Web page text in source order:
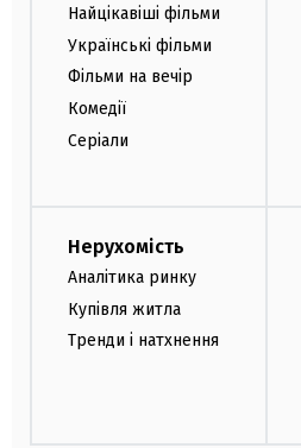
Найцікавіші фільми
Українські фільми
Фільми на вечір
Комедії
Серіали
Нерухомість
Аналітика ринку
Купівля житла
Тренди і натхнення